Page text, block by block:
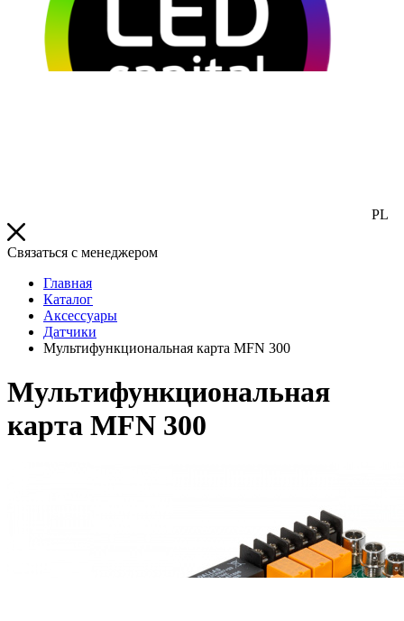
PL
Связаться с менеджером
Главная
Каталог
Аксессуары
Датчики
Мультифункциональная карта MFN 300
Мультифункциональная
карта MFN 300